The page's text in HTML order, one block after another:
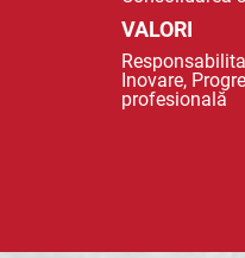
VALORI
Inovare,
profesională